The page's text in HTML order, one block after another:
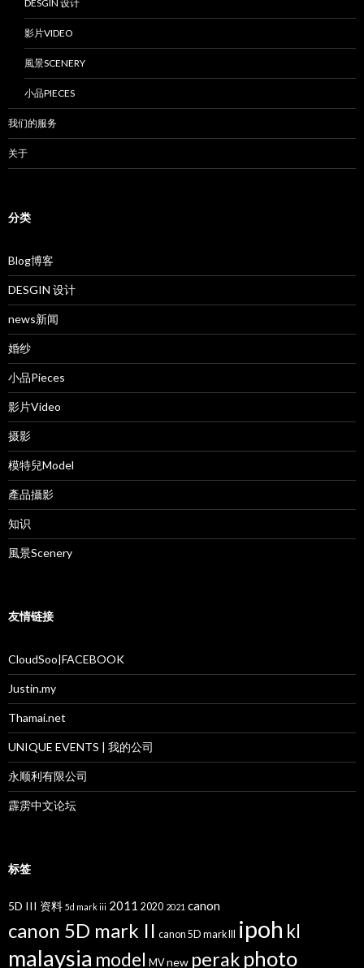
DESGIN 设计
影片VIDEO
風景SCENERY
小品PIECES
我们的服务
关于
分类
Blog博客
DESGIN 设计
news新闻
婚纱
小品Pieces
影片Video
摄影
模特兒Model
產品攝影
知识
風景Scenery
友情链接
CloudSoo|FACEBOOK
Justin.my
Thamai.net
UNIQUE EVENTS | 我的公司
永顺利有限公司
霹雳中文论坛
标签
5D III 资料 5d mark iii 2011 2020 2021 canon
canon 5D mark II canon 5D mark III ipoh kl
malaysia model MV new perak photo